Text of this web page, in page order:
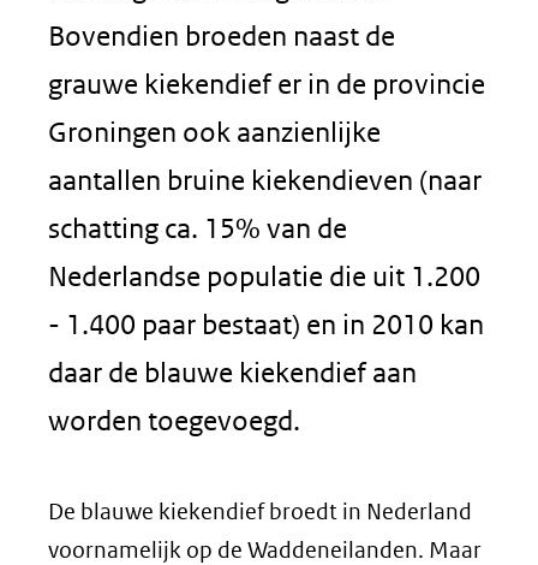
Bovendien broeden naast de
grauwe kiekendief er in de provincie
Groningen ook aanzienlijke
aantallen bruine kiekendieven (naar
schatting ca. 15% van de
Nederlandse populatie die uit 1.200
- 1.400 paar bestaat) en in 2010 kan
daar de blauwe kiekendief aan
worden toegevoegd.
De blauwe kiekendief broedt in Nederland
voornamelijk op de Waddeneilanden. Maar